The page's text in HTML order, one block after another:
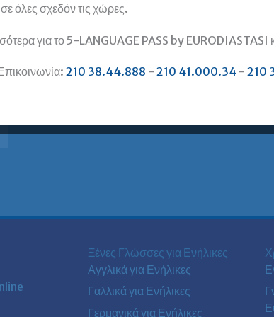
Ξένες Γλώσσες για Ενήλικες
Αγγλικά για Ενήλικες
Γαλλικά για Ενήλικες
Γερμανικά για Ενήλικες
όλες σχεδόν τις χώρες.
για το 5-LANGUAGE PASS by EURODIASTASI
210 38.44.888 - 210 41.000.34- 210